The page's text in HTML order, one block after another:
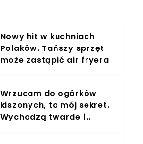
Nowy hit w kuchniach
Polaków. Tańszy sprzęt
może zastąpić air fryera
Wrzucam do ogórków
kiszonych, to mój sekret.
Wychodzą twarde i